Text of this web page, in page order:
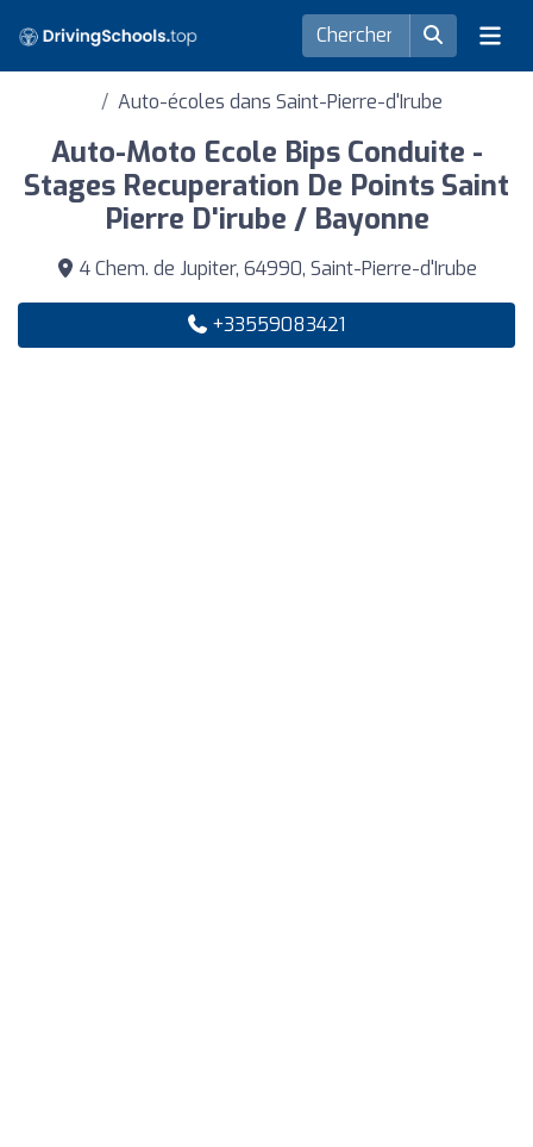
Auto-écoles dans Saint-Pierre-d'Irube
Auto-Moto Ecole Bips Conduite -
Stages Recuperation De Points Saint
Pierre D'irube / Bayonne
4 Chem. de Jupiter, 64990, Saint-Pierre-d'Irube
+33559083421